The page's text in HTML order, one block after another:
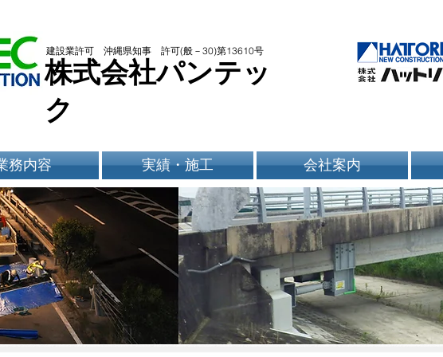
​株式会社パンテッ
ク
建設業許可 沖縄県知事 許可(般－30)第13610号
務内容 実績・施工 会社案内